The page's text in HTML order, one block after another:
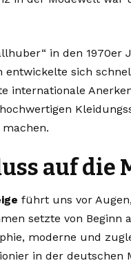
in den 1970er
entwickelte sich
internationale
auf die
führt uns vor
setzte von Beginn
moderne und
in der deutschen